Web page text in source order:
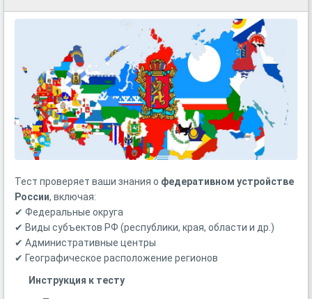
Тест проверяет ваши знания о федеративном устройстве
России, включая:
✔ Федеральные округа
✔ Виды субъектов РФ (республики, края, области и др.)
✔ Административные центры
✔ Географическое расположение регионов
Инструкция к тесту